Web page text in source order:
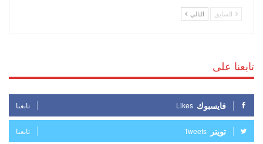
السابق التالي
تابعنا على
فايسبوك Likes تابعنا
تويتر Tweets تابعنا